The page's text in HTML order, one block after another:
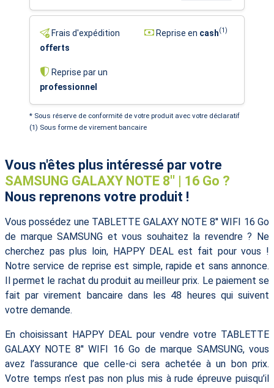
Frais d'expédition
offerts
Reprise en cash(1)
Reprise par un
professionnel
* Sous réserve de conformité de votre produit avec votre déclaratif
(1) Sous forme de virement bancaire
Vous n'êtes plus intéressé par votre
SAMSUNG GALAXY NOTE 8'' | 16 Go ?
Nous reprenons votre produit !
Vous possédez une TABLETTE GALAXY NOTE 8'' WIFI 16 Go
de marque SAMSUNG et vous souhaitez la revendre ? Ne
cherchez pas plus loin, HAPPY DEAL est fait pour vous !
Notre service de reprise est simple, rapide et sans annonce.
Il permet le rachat du produit au meilleur prix. Le paiement se
fait par virement bancaire dans les 48 heures qui suivent
votre demande.
En choisissant HAPPY DEAL pour vendre votre TABLETTE
GALAXY NOTE 8'' WIFI 16 Go de marque SAMSUNG, vous
avez l’assurance que celle-ci sera achetée à un bon prix.
Votre temps n’est pas non plus mis à rude épreuve puisqu’il